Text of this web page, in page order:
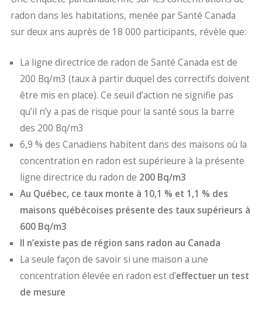
radon dans les habitations, menée par Santé Canada
sur deux ans auprès de 18 000 participants, révèle que:
La ligne directrice de radon de Santé Canada est de
200 Bq/m3 (taux à partir duquel des correctifs doivent
être mis en place). Ce seuil d’action ne signifie pas
qu’il n’y a pas de risque pour la santé sous la barre
des 200 Bq/m3
6,9 % des Canadiens habitent dans des maisons où la
concentration en radon est supérieure à la présente
ligne directrice du radon de 200 Bq/m3
Au Québec, ce taux monte à 10,1 % et 1,1 % des
maisons québécoises présente des taux supérieurs à
600 Bq/m3
Il n’existe pas de région sans radon au Canada
La seule façon de savoir si une maison a une
concentration élevée en radon est d’effectuer un test
de mesure